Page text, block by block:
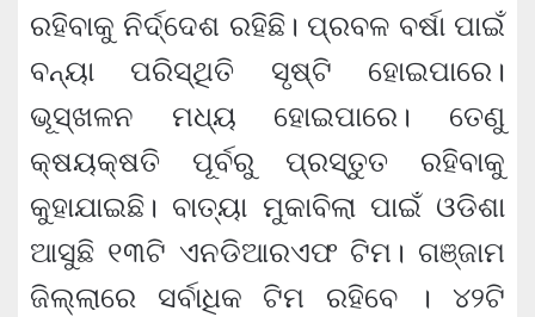
ରହିବାକୁ ନିର୍ଦ୍ଦେଶ ରହିଛି। ପ୍ରବଳ ବର୍ଷା ପାଇଁ
ବନ୍ୟା ପରିସ୍ଥିତି ସୃଷ୍ଟି ହୋଇପାରେ।
ଭୂସ୍ଖଳନ ମଧ୍ୟ ହୋଇପାରେ। ତେଣୁ
କ୍ଷୟକ୍ଷତି ପୂର୍ବରୁ ପ୍ରସ୍ତୁତ ରହିବାକୁ
କୁହାଯାଇଛି। ବାତ୍ୟା ମୁକାବିଲା ପାଇଁ ଓଡିଶା
ଆସୁଛି ୧୩ଟି ଏନଡିଆରଏଫ ଟିମ। ଗଞ୍ଜାମ
ଜିଲ୍ଲାରେ ସର୍ବାଧିକ ଟିମ ରହିବେ । ୪୨ଟି